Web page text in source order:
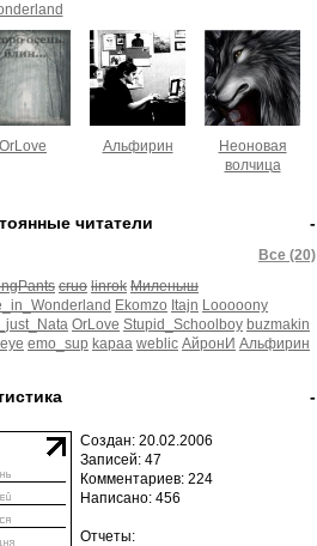
OrLove Альфирин
Неоновая
волчица
-
читатели
Все (20)
cruo linrok Миленыш
Ekomzo Itajn Looooony
OrLove Stupid_Schoolboy buzmakin
emo_sup kapaa weblic АйронИ Альфирин
-
Создан: 20.02.2006
Записей: 47
Комментариев: 224
Написано: 456
Отчеты: